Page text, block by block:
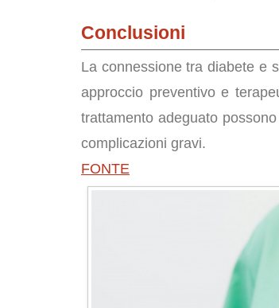
Conclusioni
La connessione tra diabete e
approccio preventivo e
trattamento adeguato
complicazioni gravi.
FONTE